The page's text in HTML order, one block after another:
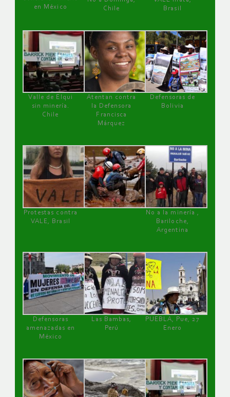
en México
Chile
Brasil
Valle de Elqui
sin minería.
Chile
Atentan contra
la Defensora
Francisca
Márquez
Defensoras de
Bolivia
Protestas contra
VALE, Brasil
No a la minería ,
Bariloche,
Argentina
Defensoras
amenazadas en
México
Las Bambas,
Perú
PUEBLA, Pue, 27
Enero